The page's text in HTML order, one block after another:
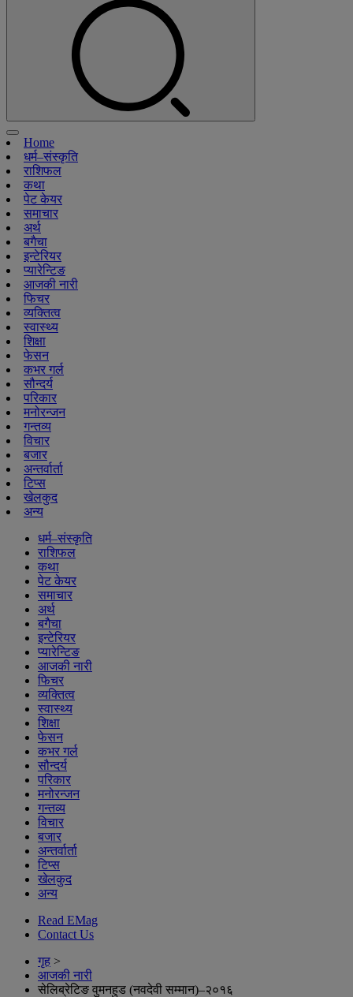
Home
धर्म–संस्कृति
राशिफल
कथा
पेट केयर
समाचार
अर्थ
बगैचा
इन्टेरियर
प्यारेन्टिङ
आजकी नारी
फिचर
व्यक्तित्व
स्वास्थ्य
शिक्षा
फेसन
कभर गर्ल
सौन्दर्य
परिकार
मनोरन्जन
गन्तव्य
विचार
बजार
अन्तर्वार्ता
टिप्स
खेलकुद
अन्य
धर्म–संस्कृति
राशिफल
कथा
पेट केयर
समाचार
अर्थ
बगैचा
इन्टेरियर
प्यारेन्टिङ
आजकी नारी
फिचर
व्यक्तित्व
स्वास्थ्य
शिक्षा
फेसन
कभर गर्ल
सौन्दर्य
परिकार
मनोरन्जन
गन्तव्य
विचार
बजार
अन्तर्वार्ता
टिप्स
खेलकुद
अन्य
Read EMag
Contact Us
गृह >
आजकी नारी
सेलिब्रेटिङ वुमनहुड (नवदेवी सम्मान)–२०१६